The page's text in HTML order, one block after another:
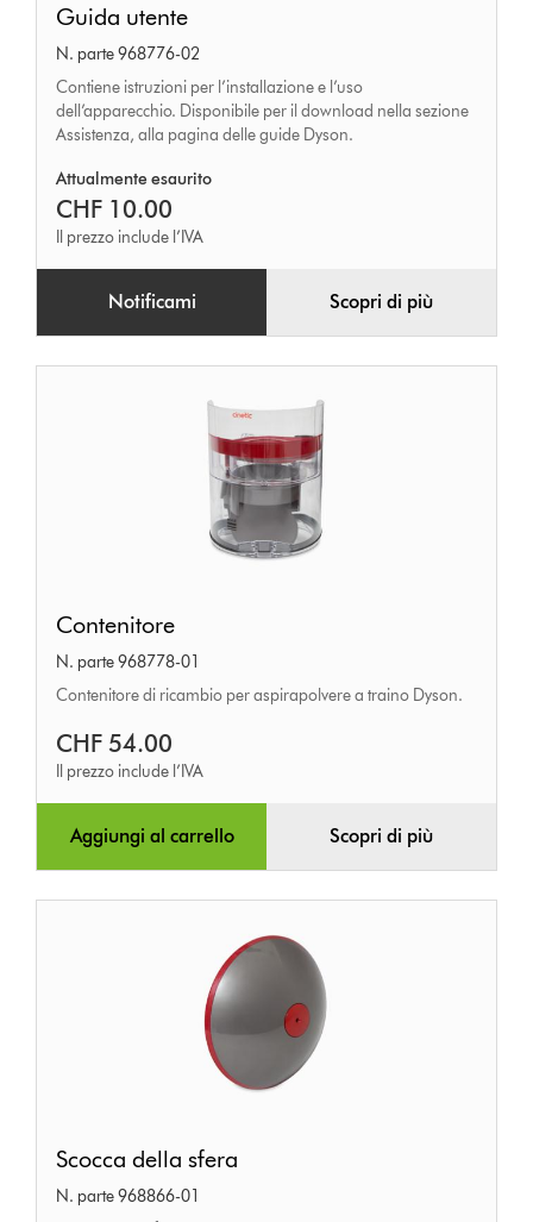
utente
Guida utente
N. parte 968776-02
Contiene istruzioni per l’installazione e l’uso
dell’apparecchio. Disponibile per il download nella sezione
Assistenza, alla pagina delle guide Dyson.
Attualmente esaurito
CHF 10.00
Il prezzo include l’IVA
Notificami Scopri di più
Contenitore
N. parte 968778-01
Contenitore di ricambio per aspirapolvere a traino Dyson.
CHF 54.00
Il prezzo include l’IVA
Aggiungi al carrello Scopri di più
della
sfera
Scocca della sfera
N. parte 968866-01